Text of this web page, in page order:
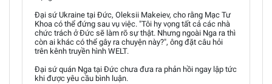
Đại sứ Ukraine tại Đức, Oleksii Makeiev, cho rằng Mạc Tư
Khoa có thể đứng sau vụ việc. "Tôi hy vọng tất cả các nhà
chức trách ở Đức sẽ làm rõ sự thật. Nhưng ngoài Nga ra thì
còn ai khác có thể gây ra chuyện này?", ông đặt câu hỏi
trên kênh truyền hình WELT.
Đại sứ quán Nga tại Đức chưa đưa ra phản hồi ngay lập tức
khi được yêu cầu bình luận.